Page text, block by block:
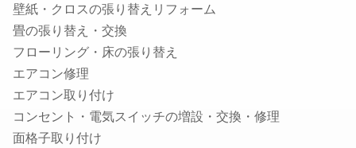
コウモリ駆除
クモ駆除
ハクビシン・アライグマ・狸・イタチ駆除
ムカデ・ヤスデ・ゲジゲジ駆除
水のトラブル
水道のつまり修理
壁紙・クロスの張り替えリフォーム
畳の張り替え・交換
フローリング・床の張り替え
エアコン修理
エアコン取り付け
コンセント・電気スイッチの増設・交換・修理
面格子取り付け